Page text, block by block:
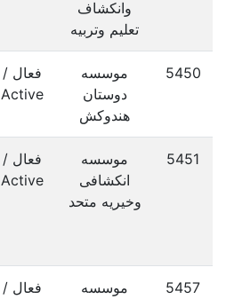
وانکشاف
تعلیم وتربیه
5450
موسسه
دوستان
هندوکش
فعال /
Active
5451
موسسه
انکشافی
وخیریه متحد
فعال /
Active
5457
موسسه
فعال /